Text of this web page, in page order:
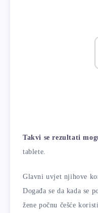
Takvi se rezultati
tablete.
Glavni uvjet njihove
Događa se da kada se
žene počnu češće